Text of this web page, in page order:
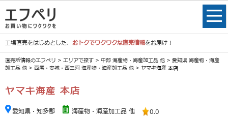
工場直売をはじめとした、 おトクでワクワクな直売情報をお届け！
直売所情報のエフペリ > エリアで探す > 中部 海産物・海産加工品 他 > 愛知県 海産物・海産
加工品 他 > 西尾・安城・西三河 海産物・海産加工品 他 > ヤマキ海産 本店
ヤマキ海産 本店
愛知県・知多郡 海産物・海産加工品 他 0.0